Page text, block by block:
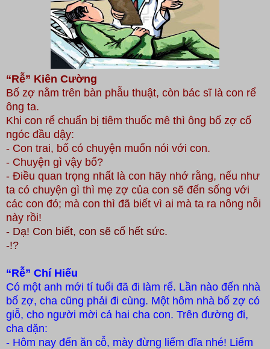
“Rễ” Kiên Cường
Bố zợ nằm trên bàn phẫu thuật, còn bác sĩ là con rể
ông ta.
Khi con rể chuẩn bị tiêm thuốc mê thì ông bố zợ cố
ngóc đầu dậy:
- Con trai, bố có chuyện muốn nói với con.
- Chuyện gì vậy bố?
- Điều quan trọng nhất là con hãy nhớ rằng, nếu như
ta có chuyện gì thì mẹ zợ của con sẽ đến sống với
các con đó; mà con thì đã biết vì ai mà ta ra nông nỗi
này rồi!
- Dạ! Con biết, con sẽ cố hết sức.
-!?
“Rễ” Chí Hiếu
Có một anh mới tí tuổi đã đi làm rể. Lần nào đến nhà
bố zợ, cha cũng phải đi cùng. Một hôm nhà bố zợ có
giỗ, cho người mời cả hai cha con. Trên đường đi,
cha dặn:
- Hôm nay đến ăn cỗ, mày đừng liếm đĩa nhé! Liếm